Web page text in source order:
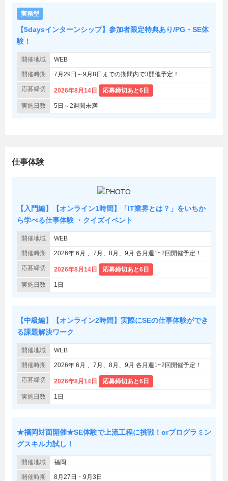
実務型
【5daysインターンシップ】参加者限定特典あり/PG・SE体
験！
開催地域 WEB
開催時期 7月29日～9月8日までの期間内で3開催予定！
応募締切 2026年8月14日 応募締切あと6日
実施日数 5日～2週間未満
仕事体験
【入門編】【オンライン1時間】「IT業界とは？」をいちか
ら学べる仕事体験 ・クイズイベント
開催地域 WEB
開催時期 2026年 6月 、7月、8月、9月 各月週1~2回開催予定！
応募締切 2026年8月14日 応募締切あと6日
実施日数 1日
【中級編】【オンライン2時間】実際にSEの仕事体験ができ
る課題解決ワーク
開催地域 WEB
開催時期 2026年 6月 、7月、8月、9月 各月週1~2回開催予定！
応募締切 2026年8月14日 応募締切あと6日
実施日数 1日
★福岡対面開催★SE体験で上流工程に挑戦！orプログラミン
グスキル力試し！
開催地域 福岡
開催時期 8月27日・9月3日